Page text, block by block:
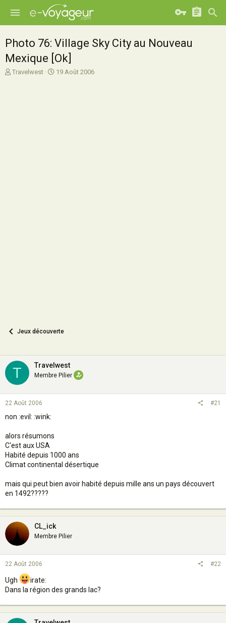
Photo 76: Village Sky City au Nouveau
Mexique [Ok]
A
Travelwest
D19 Août 2006
Jeux découverte
T Travelwest
Membre Pilier
22 Août 2006 #21
non :evil: :wink:
alors résumons
C'est aux USA
Habité depuis 1000 ans
Climat continental désertique
mais qui peut bien avoir habité depuis mille ans un pays découvert
en 1492?????
CL_ick
Membre Pilier
22 Août 2006 #22
Ugh
irate:
Dans la région des grands lac?